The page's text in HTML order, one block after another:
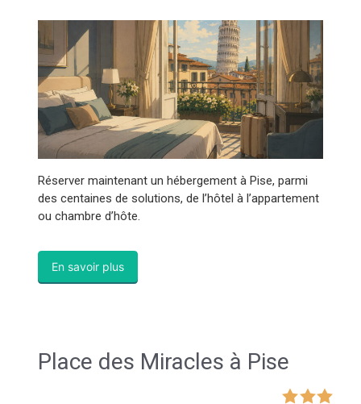
Réserver maintenant un hébergement à Pise, parmi
des centaines de solutions, de l’hôtel à l’appartement
ou chambre d’hôte.
En savoir plus
Place des Miracles à Pise